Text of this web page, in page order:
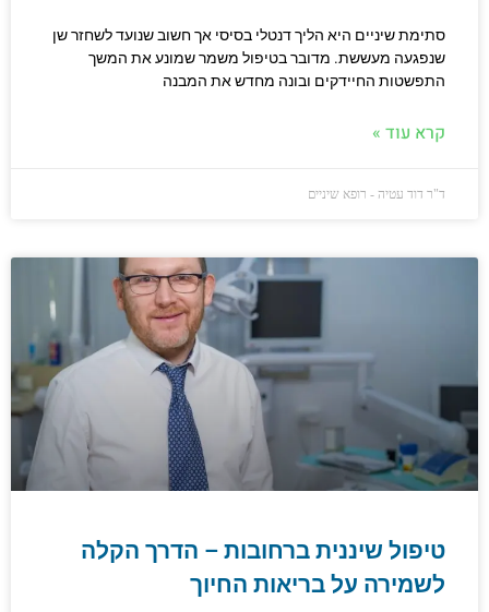
סתימת שיניים היא הליך דנטלי בסיסי אך חשוב שנועד לשחזר שן
שנפגעה מעששת. מדובר בטיפול משמר שמונע את המשך
התפשטות החיידקים ובונה מחדש את המבנה
קרא עוד »
ד"ר דוד עטיה - רופא שיניים
טיפול שיננית ברחובות – הדרך הקלה
לשמירה על בריאות החיוך